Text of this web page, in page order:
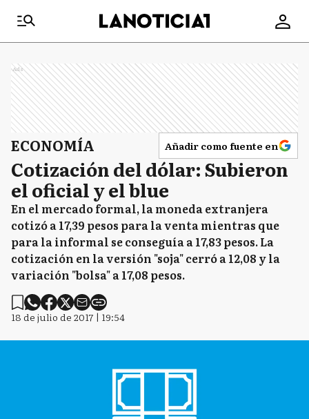
Ads
ECONOMÍA Añadir como fuente en
Cotización del dólar: Subieron
el oficial y el blue
En el mercado formal, la moneda extranjera
cotizó a 17,39 pesos para la venta mientras que
para la informal se conseguía a 17,83 pesos. La
cotización en la versión "soja" cerró a 12,08 y la
variación "bolsa" a 17,08 pesos.
18 de julio de 2017 | 19:54